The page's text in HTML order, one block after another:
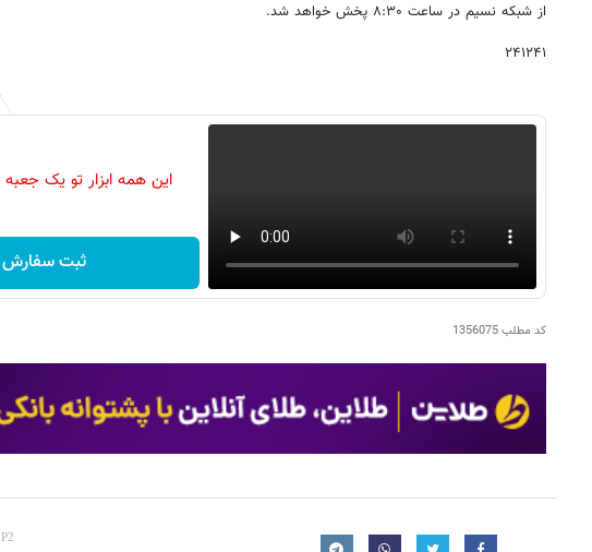
از شبکه نسیم در ساعت ۸:۳۰ پخش خواهد شد.
۲۴۱۲۴۱
این همه ابزار تو یک
ثبت سفارش
کد مطلب1356075